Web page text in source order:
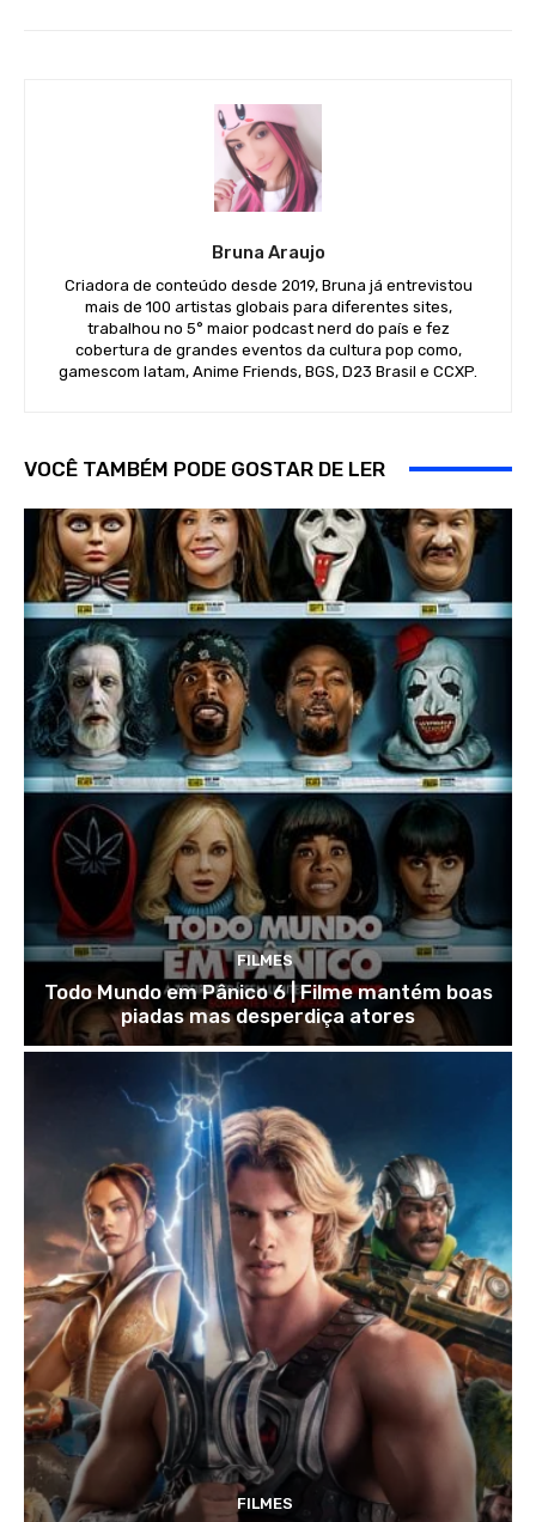
Bruna Araujo
Criadora de conteúdo desde 2019, Bruna já entrevistou
mais de 100 artistas globais para diferentes sites,
trabalhou no 5° maior podcast nerd do país e fez
cobertura de grandes eventos da cultura pop como,
gamescom latam, Anime Friends, BGS, D23 Brasil e CCXP.
VOCÊ TAMBÉM PODE GOSTAR DE LER
FILMES
Todo Mundo em Pânico 6 | Filme mantém boas
piadas mas desperdiça atores
FILMES